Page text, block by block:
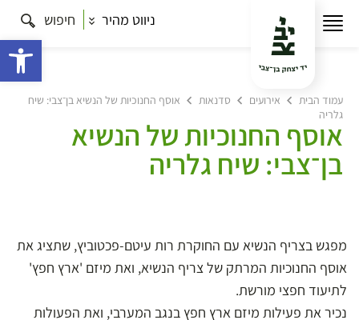
ניווט מהיר חיפוש
עמוד הבית אירועים סדנאות
אוסף החנוכיות של הנשיא בן־צבי: שיח
גלריה
אוסף החנוכיות של הנשיא
בן־צבי: שיח גלריה
מפגש בצריף הנשיא עם החוקרת רות עיטם-פכטוביץ, שתציג את
אוסף החנוכיות המרתק של צריף הנשיא, ואת מיזם 'ארץ חפץ'
לתיעוד חפצי מורשת.
נכיר את פעילות מיזם ארץ חפץ בנגב המערבי, ואת הפעולות